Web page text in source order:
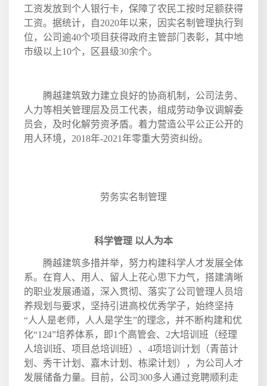
工资发放到个人银行卡，保障了农民工按时足额获得
工资。据统计，自2020年以来，因实名制管理执行到
位，公司逾40个项目获得政府主管部门表彰，其中地
市级以上10个，区县级30余个。
腾越建筑致力建立良好的协商机制，公司法务、
人力等相关管理层及员工代表，组成劳动争议调解委
员会，及时化解劳资矛盾。着力营造公平公正公开的
用人环境， 2018年-2021年零重大劳资纠纷。
劳务实名制管理
科学管理 以人为本
腾越建筑多措并举，努力构建科学人才发展全体
系。在育人、用人、留人上花心思下力气，搭建清晰
的职业发展通道，深入贯彻、落实了公司管理人员培
养规划与要求，坚持引进高校优秀学子，始终坚持
“人人是老师，人人是学生”的理念，并不断构建和优
化“124”培养体系，即1个高管会、 2大培训班（经理
人培训班、项目总培训班）、 4项培训计划（青苗计
划、秀干计划、嘉木计划、栋梁计划），为公司人才
发展储备力量。目前，公司300多人通过竞聘顺利走